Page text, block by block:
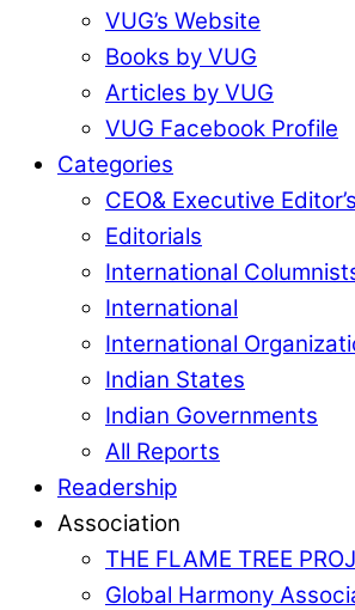
VUG’s Website
Books by VUG
Articles by VUG
VUG Facebook Profile
Categories
CEO& Executive
Editorials
International
International
International
Indian States
Indian Governments
All Reports
Readership
Association
THE FLAME TREE
Global Harmony